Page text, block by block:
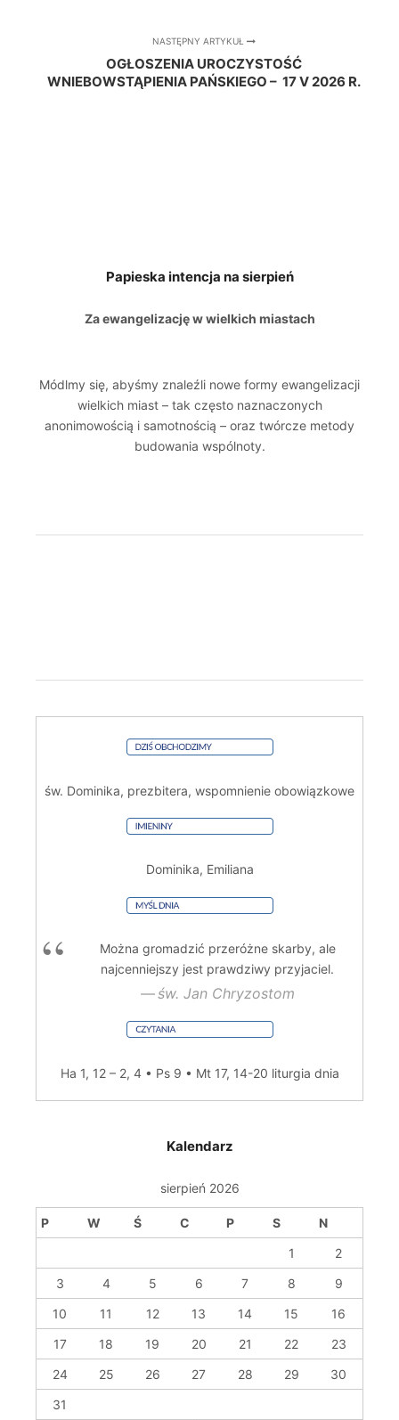
NASTĘPNY ARTYKUŁ
OGŁOSZENIA UROCZYSTOŚĆ
WNIEBOWSTĄPIENIA PAŃSKIEGO – 17 V 2026 R.
Papieska intencja na sierpień
Za ewangelizację w wielkich miastach
Módlmy się, abyśmy znaleźli nowe formy ewangelizacji
wielkich miast – tak często naznaczonych
anonimowością i samotnością – oraz twórcze metody
budowania wspólnoty.
św. Dominika, prezbitera, wspomnienie obowiązkowe
Dominika, Emiliana
Można gromadzić przeróżne skarby, ale
najcenniejszy jest prawdziwy przyjaciel.
św. Jan Chryzostom
Ha 1, 12 – 2, 4 • Ps 9 • Mt 17, 14-20 liturgia dnia
Kalendarz
sierpień 2026
P W Ś C P S
N
1
2
3
4 5 6 7 8
9
10
11 12 13 14 15
16
17
18 19 20 21 22
23
24
25 26 27 28 29
30
31